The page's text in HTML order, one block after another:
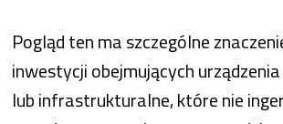
Pogląd ten ma szczególne
inwestycji obejmujących
lub infrastrukturalne, które nie